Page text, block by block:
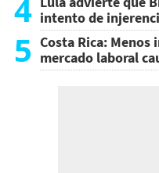
4 intento de
5 Costa Rica: Menos
mercado laboral